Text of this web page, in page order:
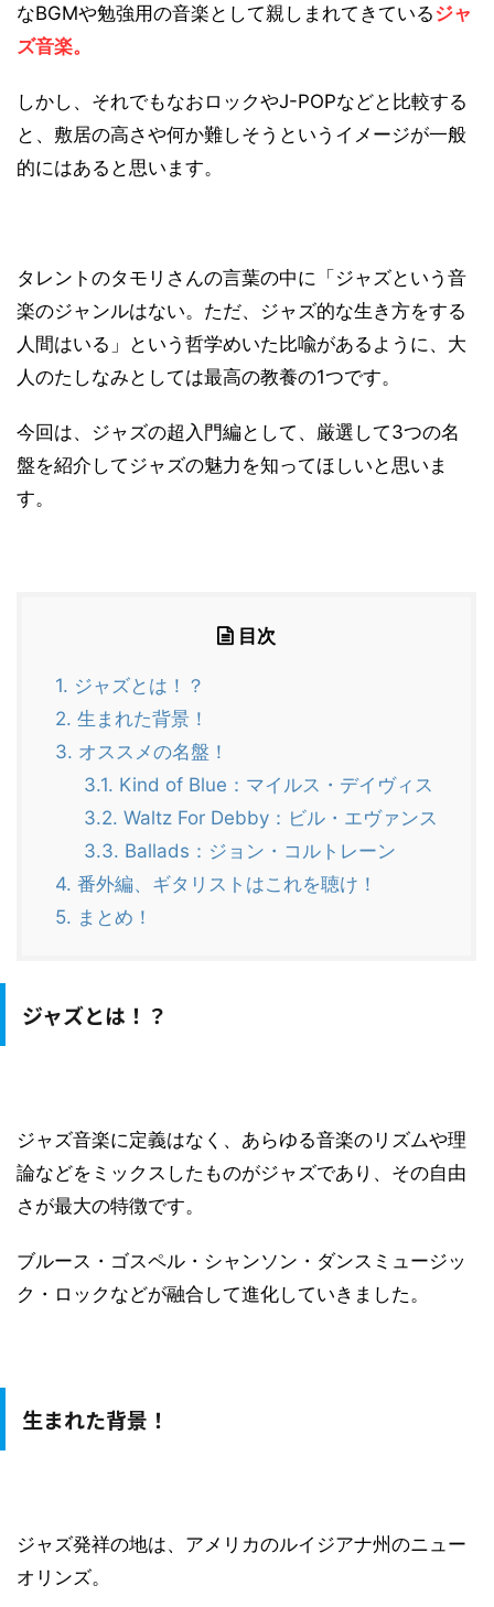
なBGMや勉強用の音楽として親しまれてきているジャ
ズ音楽。
しかし、それでもなおロックやJ-POPなどと比較する
と、敷居の高さや何か難しそうというイメージが一般
的にはあると思います。
タレントのタモリさんの言葉の中に「ジャズという音
楽のジャンルはない。ただ、ジャズ的な生き方をする
人間はいる」という哲学めいた比喩があるように、大
人のたしなみとしては最高の教養の1つです。
今回は、ジャズの超入門編として、厳選して3つの名
盤を紹介してジャズの魅力を知ってほしいと思いま
す。
目次
1. ジャズとは！？
2. 生まれた背景！
3. オススメの名盤！
3.1. Kind of Blue：マイルス・デイヴィス
3.2. Waltz For Debby：ビル・エヴァンス
3.3. Ballads：ジョン・コルトレーン
4. 番外編、ギタリストはこれを聴け！
5. まとめ！
ジャズとは！？
ジャズ音楽に定義はなく、あらゆる音楽のリズムや理
論などをミックスしたものがジャズであり、その自由
さが最大の特徴です。
ブルース・ゴスペル・シャンソン・ダンスミュージッ
ク・ロックなどが融合して進化していきました。
生まれた背景！
ジャズ発祥の地は、アメリカのルイジアナ州のニュー
オリンズ。